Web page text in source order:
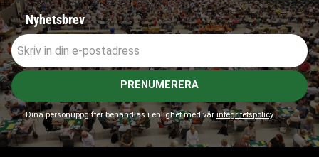
Nyhetsbrev
PRENUMERERA
Dina personuppgifter behandlas i enlighet med vår integritetspolicy.